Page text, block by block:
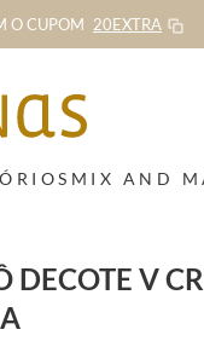
O CUPOM 20EXTRA
MIX AND
DECOTE V